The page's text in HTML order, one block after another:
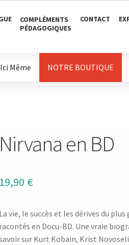
COMPLÉMENTS
PÉDAGOGIQUES
CONTACT
Ici Même NOTRE BOUTIQUE
Nirvana en BD
19,90 €
La vie, le succès et les dérives du
racontés en Docu-BD. Une vraie
sur Kurt Kobain, Krist